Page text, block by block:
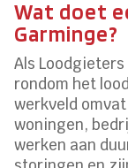
Wat doet
Garminge?
Als
rondom het
werkveld
woningen,
werken aan